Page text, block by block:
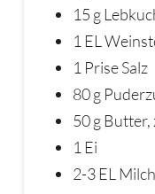
15 g
1 EL
1 Prise Salz
80 g
50 g
1 Ei
2-3 EL